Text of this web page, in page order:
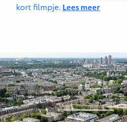
kort filmpje. Lees meer